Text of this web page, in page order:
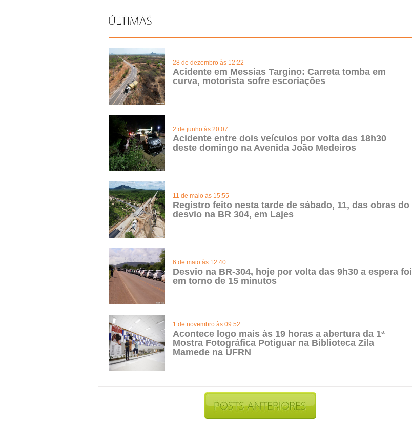
28 de dezembro às 12:22
Acidente em Messias Targino: Carreta tomba em
curva, motorista sofre escoriações
2 de junho às 20:07
Acidente entre dois veículos por volta das 18h30
deste domingo na Avenida João Medeiros
11 de maio às 15:55
Registro feito nesta tarde de sábado, 11, das obras do
desvio na BR 304, em Lajes
6 de maio às 12:40
Desvio na BR-304, hoje por volta das 9h30 a espera foi
em torno de 15 minutos
1 de novembro às 09:52
Acontece logo mais às 19 horas a abertura da 1ª
Mostra Fotográfica Potiguar na Biblioteca Zila
Mamede na UFRN